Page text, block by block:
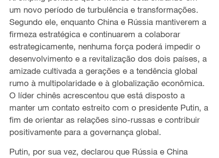
um novo período de turbulência e transformações.
Segundo ele, enquanto China e Rússia mantiverem a
firmeza estratégica e continuarem a colaborar
estrategicamente, nenhuma força poderá impedir o
desenvolvimento e a revitalização dos dois países, a
amizade cultivada a gerações e a tendência global
rumo à multipolaridade e à globalização econômica.
O líder chinês acrescentou que está disposto a
manter um contato estreito com o presidente Putin, a
fim de orientar as relações sino-russas e contribuir
positivamente para a governança global.
Putin, por sua vez, declarou que Rússia e China